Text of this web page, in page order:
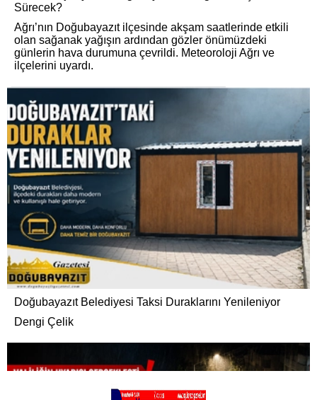
Sürecek?
Ağrı’nın Doğubayazıt ilçesinde akşam saatlerinde etkili
olan sağanak yağışın ardından gözler önümüzdeki
günlerin hava durumuna çevrildi. Meteoroloji Ağrı ve
ilçelerini uyardı.
Doğubayazıt Belediyesi Taksi Duraklarını Yenileniyor
Dengi Çelik